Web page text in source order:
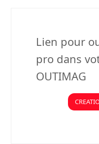
Lien pour
pro dans
OUTIMAG